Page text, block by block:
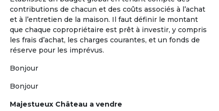
contributions de chacun et des coûts associés à l’achat
et à l’entretien de la maison. Il faut définir le montant
que chaque copropriétaire est prêt à investir, y compris
les frais d’achat, les charges courantes, et un fonds de
réserve pour les imprévus.
Bonjour
Bonjour
Majestueux Château a vendre
Localisation par ville, département ou région
Ville, département, région
Formules adaptées à la cohabitation